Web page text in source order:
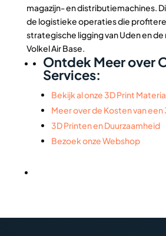
magazijn- en distributiemachines.
de logistieke operaties die
strategische ligging van Uden en de
Volkel Air Base.
Ontdek Meer over
Services:
Bekijk al onze 3D Print
Meer over de Kosten van een
3D Printen en Duurzaamheid
Bezoek onze Webshop